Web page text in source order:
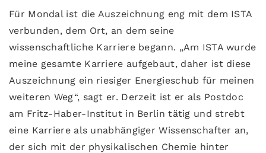
Für Mondal ist die Auszeichnung eng mit dem ISTA
verbunden, dem Ort, an dem seine
wissenschaftliche Karriere begann. „Am ISTA wurde
meine gesamte Karriere aufgebaut, daher ist diese
Auszeichnung ein riesiger Energieschub für meinen
weiteren Weg“, sagt er. Derzeit ist er als Postdoc
am Fritz-Haber-Institut in Berlin tätig und strebt
eine Karriere als unabhängiger Wissenschafter an,
der sich mit der physikalischen Chemie hinter